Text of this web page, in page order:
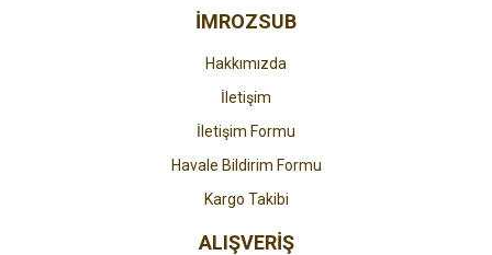
Ürün fiyatı diğer sitelerden daha pahalı.
Gönder
İMROZSUB
Hakkımızda
İletişim
İletişim Formu
Havale Bildirim Formu
Kargo Takibi
ALIŞVERİŞ